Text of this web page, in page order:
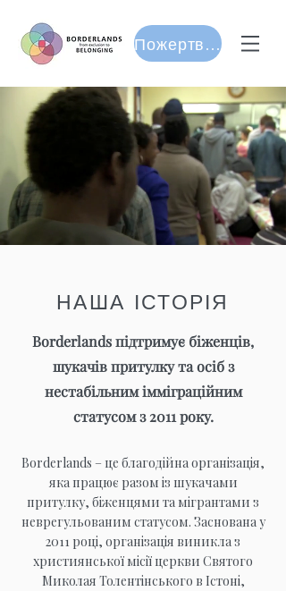
Пожертвуйте
НАША ІСТОРІЯ
Borderlands підтримує біженців,
шукачів притулку та осіб з
нестабільним імміграційним
статусом з 2011 року.
Borderlands – це благодійна організація,
яка працює разом із шукачами
притулку, біженцями та мігрантами з
неврегульованим статусом. Заснована у
2011 році, організація виникла з
християнської місії церкви Святого
Миколая Толентінського в Істоні,